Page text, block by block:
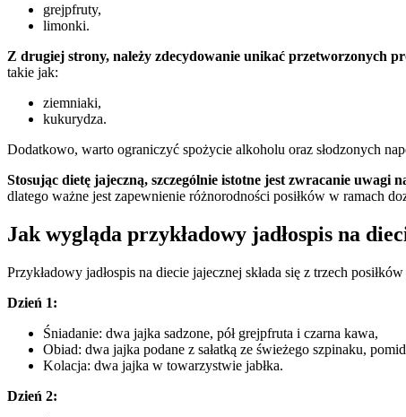
grejpfruty,
limonki.
Z drugiej strony, należy zdecydowanie unikać przetworzonych
takie jak:
ziemniaki,
kukurydza.
Dodatkowo, warto ograniczyć spożycie alkoholu oraz słodzonych
Stosując dietę jajeczną, szczególnie istotne jest zwracanie uwagi
dlatego ważne jest zapewnienie różnorodności posiłków w ramach
Jak wygląda przykładowy jadłospis na
Przykładowy jadłospis na diecie jajecznej składa się z trzech
Dzień 1:
Śniadanie: dwa jajka sadzone, pół grejpfruta i czarna kawa,
Obiad: dwa jajka podane z sałatką ze świeżego szpinaku,
Kolacja: dwa jajka w towarzystwie jabłka.
Dzień 2: